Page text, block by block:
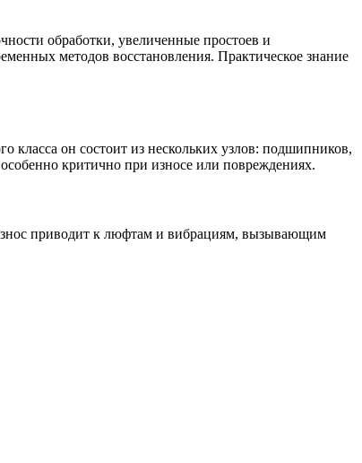
обработки, увеличенные простоев и
методов восстановления. Практическое знание
он состоит из нескольких узлов: подшипников,
критично при износе или повреждениях.
приводит к люфтам и вибрациям, вызывающим